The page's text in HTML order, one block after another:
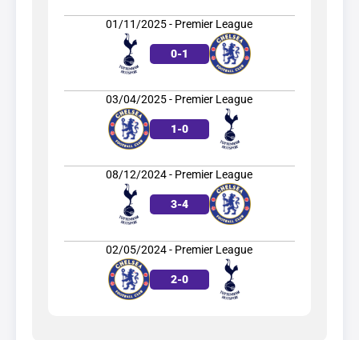
01/11/2025 - Premier League
0-1
03/04/2025 - Premier League
1-0
08/12/2024 - Premier League
3-4
02/05/2024 - Premier League
2-0